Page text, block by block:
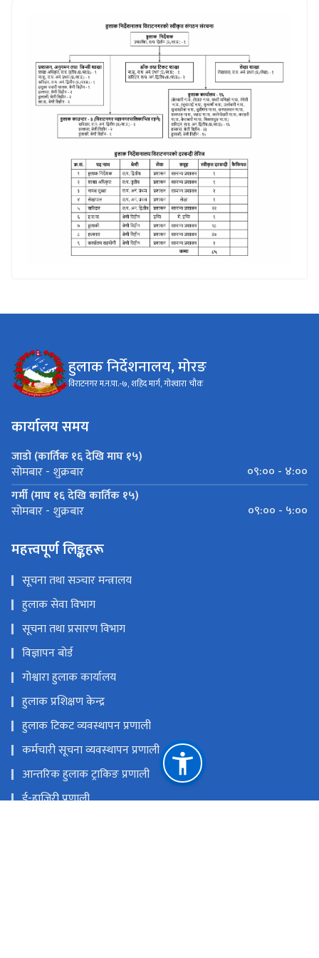
हुलाक निर्देशनालय, मोरङ
विराटनगर म.न.पा.-७, शहिद मार्ग, गोश्‍वारा चौक
कार्यालय समय
जाडो (कार्तिक १६ देखि माघ १५)
सोमबार - शुक्रबार
०९:०० - ४:००
गर्मी (माघ १६ देखि कार्तिक १५)
सोमबार - शुक्रबार ०९:०० - ५:००
महत्त्वपूर्ण लिङ्कहरू
सूचना तथा सञ्‍चार मन्त्रालय
हुलाक सेवा विभाग
सूचना तथा प्रसारण विभाग
विज्ञापन बोर्ड
गोश्वारा हुलाक कार्यालय
हुलाक प्रशिक्षण केन्द्र
हुलाक टिकट व्यवस्थापन प्रणाली
कर्मचारी सूचना व्यवस्थापन प्रणाली
आन्तरिक हुलाक ट्राकिङ प्रणाली
ई-हाजिरी प्रणाली